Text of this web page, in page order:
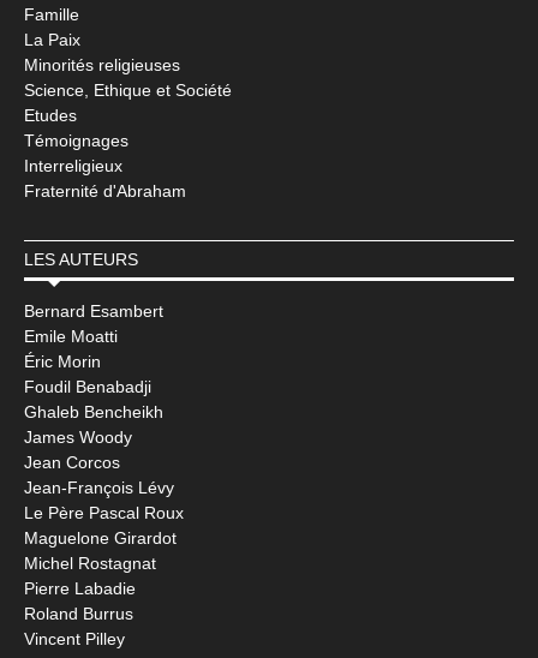
Famille
La Paix
Minorités religieuses
Science, Ethique et Société
Etudes
Témoignages
Interreligieux
Fraternité d'Abraham
LES AUTEURS
Bernard Esambert
Emile Moatti
Éric Morin
Foudil Benabadji
Ghaleb Bencheikh
James Woody
Jean Corcos
Jean-François Lévy
Le Père Pascal Roux
Maguelone Girardot
Michel Rostagnat
Pierre Labadie
Roland Burrus
Vincent Pilley